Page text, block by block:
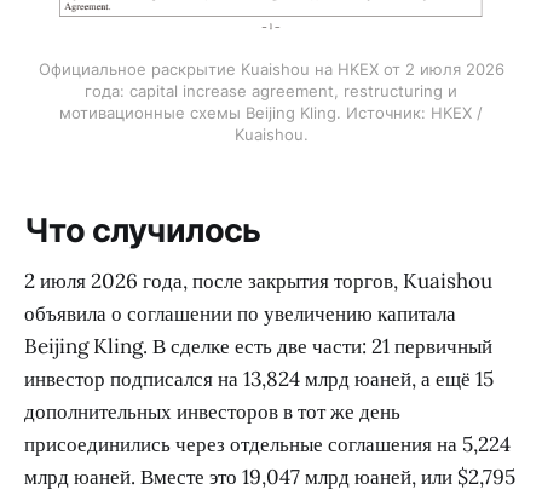
Официальное раскрытие Kuaishou на HKEX от 2 июля 2026
года: capital increase agreement, restructuring и
мотивационные схемы Beijing Kling. Источник: HKEX /
Kuaishou.
Что случилось
2 июля 2026 года, после закрытия торгов, Kuaishou
объявила о соглашении по увеличению капитала
Beijing Kling. В сделке есть две части: 21 первичный
инвестор подписался на 13,824 млрд юаней, а ещё 15
дополнительных инвесторов в тот же день
присоединились через отдельные соглашения на 5,224
млрд юаней. Вместе это 19,047 млрд юаней, или $2,795